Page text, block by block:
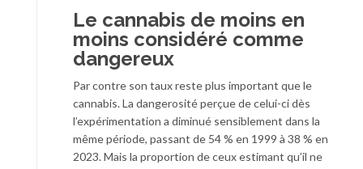
Le cannabis de moins en
moins considéré comme
dangereux
Par contre son taux reste plus important que le
cannabis. La dangerosité perçue de celui-ci dès
l’expérimentation a diminué sensiblement dans la
même période, passant de 54 % en 1999 à 38 % en
2023. Mais la proportion de ceux estimant qu’il ne